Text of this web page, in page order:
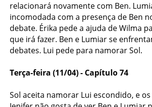
relacionará novamente com Ben.
incomodada com a presença de Ben
debate. Érika pede a ajuda de Wilma
que irá fazer. Ben e Lumiar se
debates. Lui pede para namorar Sol.
Terça-feira (11/04) - Capítulo 74
Sol aceita namorar Lui escondido, e